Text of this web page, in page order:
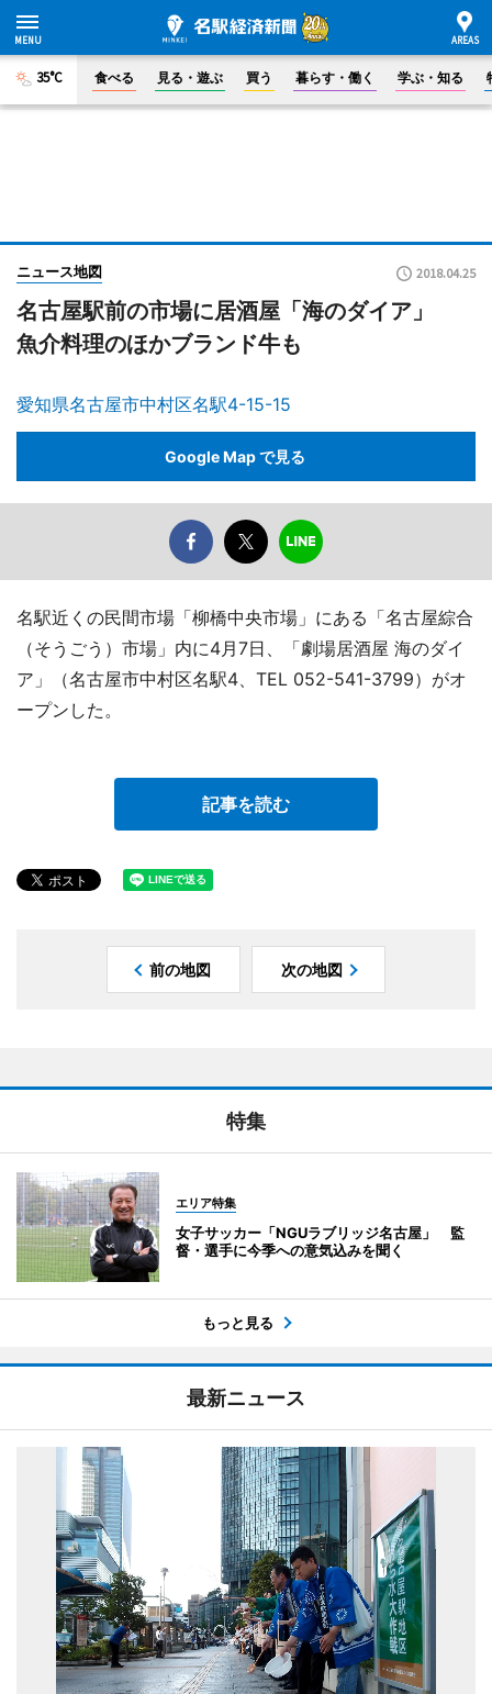
35°C 食べる 見る・遊ぶ 買う 暮らす・働く 学ぶ・知る
ニュース地図 2018.04.25
名古屋駅前の市場に居酒屋「海のダイア」
魚介料理のほかブランド牛も
愛知県名古屋市中村区名駅4-15-15
Google Map で見る
名駅近くの民間市場「柳橋中央市場」にある「名古屋綜合
（そうごう）市場」内に4月7日、「劇場居酒屋 海のダイ
ア」（名古屋市中村区名駅4、TEL 052-541-3799）がオ
ープンした。
記事を読む
前の地図 次の地図
特集
エリア特集
女子サッカー「NGUラブリッジ名古屋」 監
督・選手に今季への意気込みを聞く
もっと見る
最新ニュース